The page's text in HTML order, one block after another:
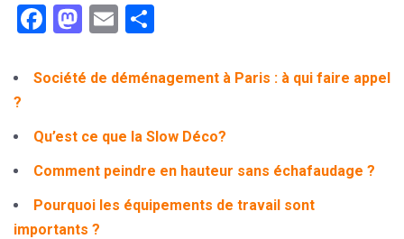
Facebook
Mastodon
Email
Société de déménagement à Paris : à qui faire appel
?
Qu’est ce que la Slow Déco?
Comment peindre en hauteur sans échafaudage ?
Pourquoi les équipements de travail sont
importants ?